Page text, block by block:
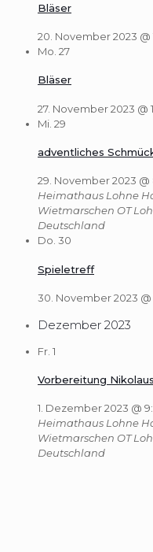
Bläser
20. November 2023 @
Mo. 27
Bläser
27. November 2023 @
Mi. 29
adventliches
29. November 2023 @
Heimathaus Lohne
Wietmarschen OT
Deutschland
Do. 30
Spieletreff
30. November 2023 @
Dezember 2023
Fr. 1
Vorbereitung
1. Dezember 2023 @
Heimathaus Lohne
Wietmarschen OT
Deutschland